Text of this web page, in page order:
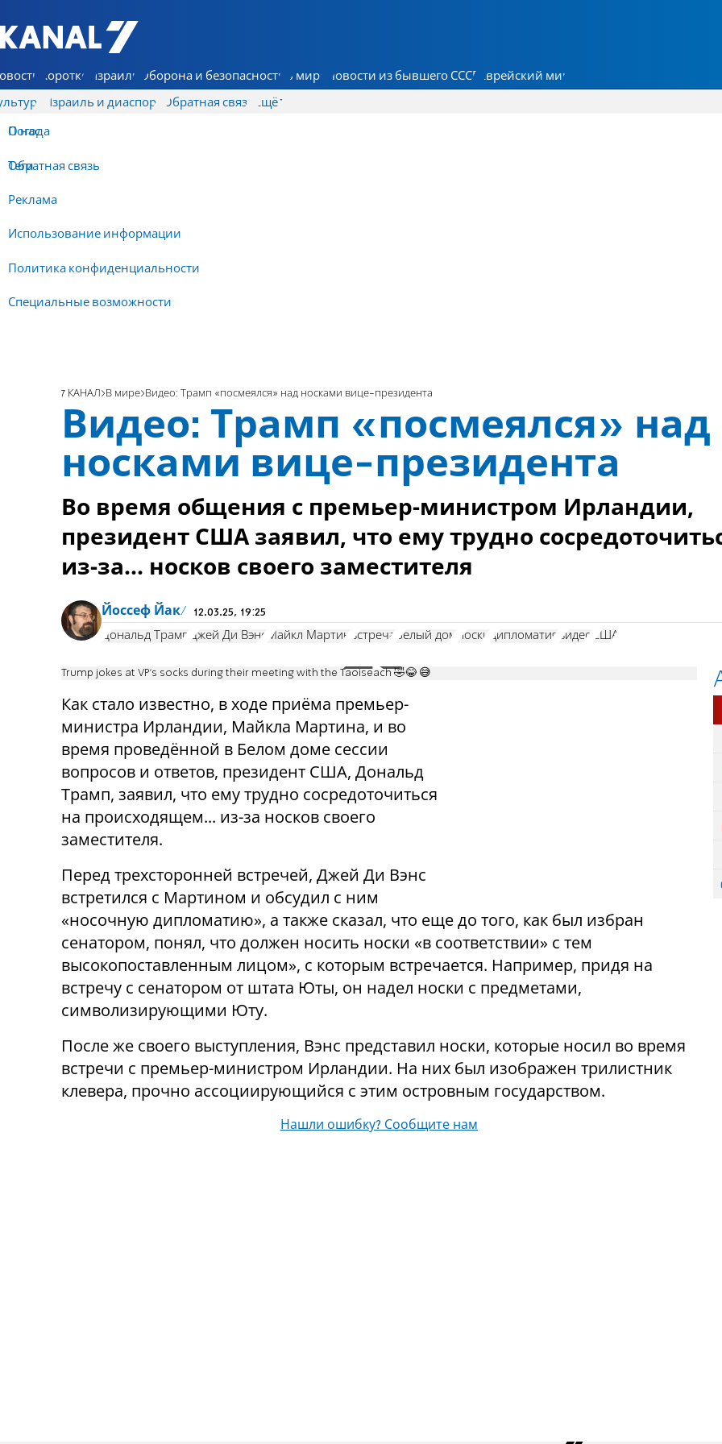
7 КАНАЛ - Аруц Шева
Коротко Израиль Оборона и безопасность В мире Новости из бывшего СССР Еврейский мир
Израиль и диаспора Обратная связь
О нас
Обратная связь
Реклама
Использование информации
Политика конфиденциальности
Специальные возможности
Ещё
Погода
Теги
7 КАНАЛ В мире Видео: Трамп «посмеялся» над носками вице-президента
Видео: Трамп «посмеялся» над
носками вице-президента
Во время общения с премьер-министром Ирландии,
президент США заявил, что ему трудно
из-за... носков своего заместителя
Йоссеф Йак 12.03.25, 19:25
Дональд Трамп Джей Ди Вэнс Майкл Мартин встреча Белый дом носки дипломатия видео США
Trump jokes at VP's socks during their meeting with the Taoiseach 🤣😂 😅
Как стало известно, в ходе приёма премьер-
министра Ирландии, Майкла Мартина, и во
время проведённой в Белом доме сессии
вопросов и ответов, президент США, Дональд
Трамп, заявил, что ему трудно сосредоточиться
на происходящем... из-за носков своего
заместителя.
Перед трехсторонней встречей, Джей Ди Вэнс
встретился с Мартином и обсудил с ним
«носочную дипломатию», а также сказал, что еще до того, как был избран
сенатором, понял, что должен носить носки «в соответствии» с тем
высокопоставленным лицом», с которым встречается. Например, придя на
встречу с сенатором от штата Юты, он надел носки с предметами,
символизирующими Юту.
После же своего выступления, Вэнс представил носки, которые носил во время
встречи с премьер-министром Ирландии. На них был изображен трилистник
клевера, прочно ассоциирующийся с этим островным государством.
Нашли ошибку? Сообщите нам